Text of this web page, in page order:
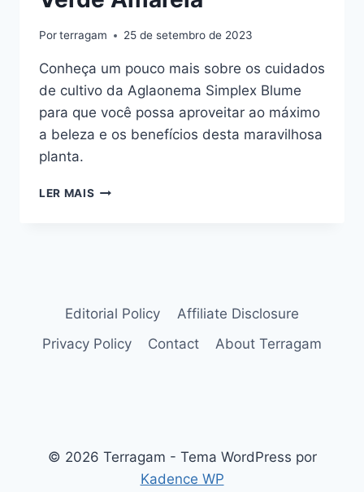
Porterragam 25 de setembro de 2023
Conheça um pouco mais sobre os cuidados
de cultivo da Aglaonema Simplex Blume
para que você possa aproveitar ao máximo
a beleza e os benefícios desta maravilhosa
planta.
LER MAIS AGLAONEMA
Editorial Policy
Affiliate Disclosure
Privacy Policy
Contact About Terragam
© 2026 Terragam - Tema WordPress por
Kadence WP